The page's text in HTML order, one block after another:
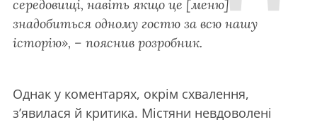
середовищі, навіть якщо це [меню]
знадобиться одному гостю за всю нашу
історію», – пояснив розробник.
Однак у коментарях, окрім схвалення,
з’явилася й критика. Містяни невдоволені